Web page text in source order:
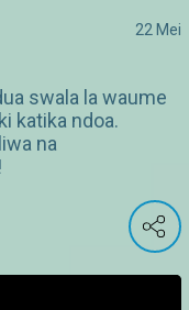
22 Mei
swala la waume
katika ndoa.
na